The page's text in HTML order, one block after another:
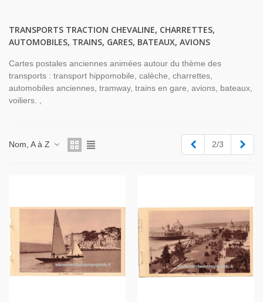
TRANSPORTS TRACTION CHEVALINE, CHARRETTES,
AUTOMOBILES, TRAINS, GARES, BATEAUX, AVIONS
Cartes postales anciennes animées autour du thème des
transports : transport hippomobile, calèche, charrettes,
automobiles anciennes, tramway, trains en gare, avions, bateaux,
voiliers. ,
Nom, A à Z Précédent
2/3